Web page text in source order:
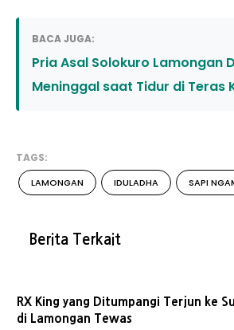
BACA JUGA:
Pria Asal Solokuro Lamongan
Meninggal saat Tidur di Teras
TAGS:
LAMONGAN IDULADHA SAPI
Berita Terkait
RX King yang Ditumpangi Terjun ke
di Lamongan Tewas